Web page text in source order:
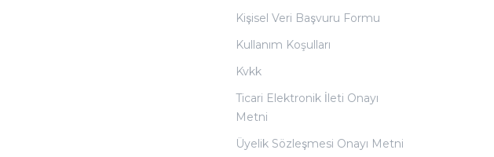
Kişisel Veri Başvuru Formu
Kullanım Koşulları
Kvkk
Ticari Elektronik İleti Onayı
Metni
Üyelik Sözleşmesi Onayı Metni